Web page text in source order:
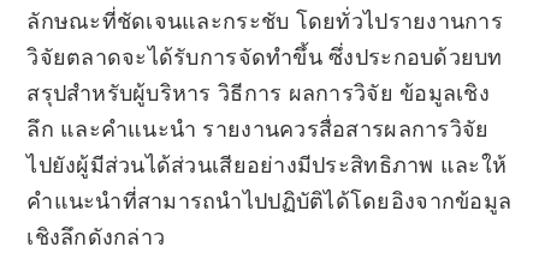
ลักษณะที่ชัดเจนและกระชับ โดยทั่วไปรายงานการ
วิจัยตลาดจะได้รับการจัดทำขึ้น ซึ่งประกอบด้วยบท
สรุปสำหรับผู้บริหาร วิธีการ ผลการวิจัย ข้อมูลเชิง
ลึก และคำแนะนำ รายงานควรสื่อสารผลการวิจัย
ไปยังผู้มีส่วนได้ส่วนเสียอย่างมีประสิทธิภาพ และให้
คำแนะนำที่สามารถนำไปปฏิบัติได้โดยอิงจากข้อมูล
เชิงลึกดังกล่าว